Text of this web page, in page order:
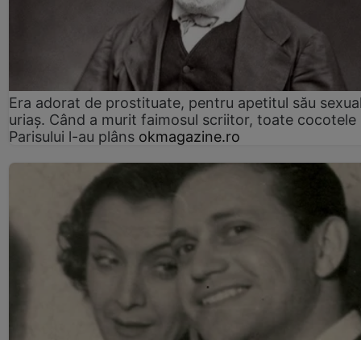
Era adorat de prostituate, pentru apetitul său
uriaș. Când a murit faimosul scriitor, toate cocotele
Parisului l-au plâns okmagazine.ro